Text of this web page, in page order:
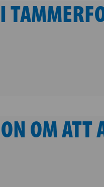
OM ATT